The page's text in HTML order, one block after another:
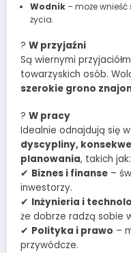
Wodnik– może wnieść
życia.
? W przyjaźni
Są wiernymi
towarzyskich osób.
szerokie grono
? W pracy
Idealnie odnajdują się
dyscypliny,
planowania, takich jak:
✔ Biznes i finanse –
inwestorzy.
✔ Inżynieria i
że dobrze radzą sobie
✔ Polityka i prawo –
przywódcze.